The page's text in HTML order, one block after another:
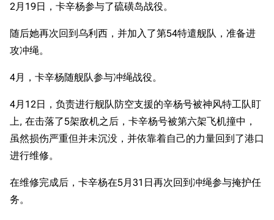
2月19日，卡辛杨参与了硫磺岛战役。
随后她再次回到乌利西，并加入了第54特遣舰队，准备进
攻冲绳。
4月，卡辛杨随舰队参与冲绳战役。
4月12日，负责进行舰队防空支援的辛杨号被神风特工队盯
上, 在击落了5架敌机之后，卡辛杨号被第六架飞机撞中，
虽然损伤严重但并未沉没，并依靠着自己的力量回到了港口
进行维修。
在维修完成后，卡辛杨在5月31日再次回到冲绳参与掩护任
务。